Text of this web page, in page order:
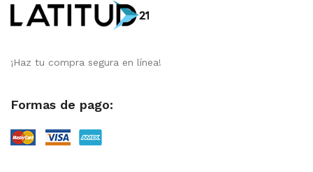
¡Haz tu compra segura en línea!
Formas de pago: